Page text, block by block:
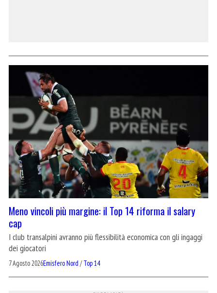
Meno vincoli più margine: il Top 14 riforma il salary
cap
I club transalpini avranno più flessibilità economica con gli ingaggi
dei giocatori
7 Agosto 2026Emisfero Nord /Top 14